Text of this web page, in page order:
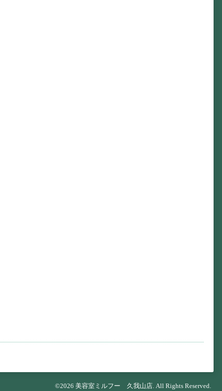
©2026 美容室ミルフー 久我山店 . All Rights Reserved.